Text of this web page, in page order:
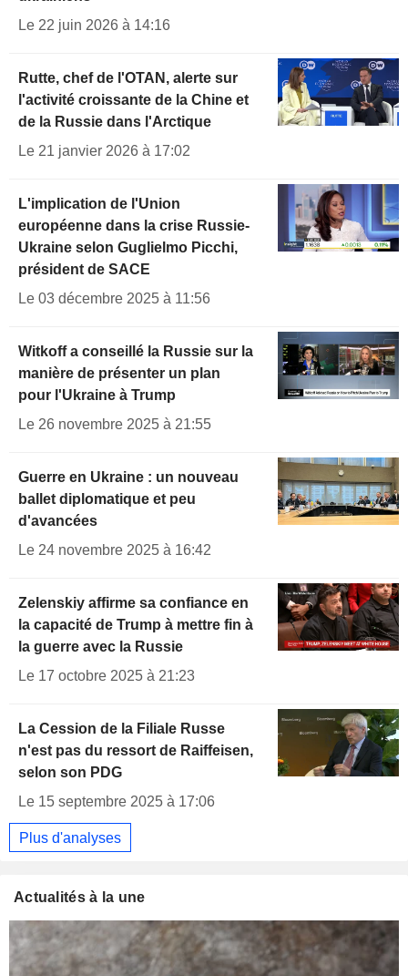
Le 22 juin 2026 à 14:16
Rutte, chef de l'OTAN, alerte sur
l'activité croissante de la Chine et
de la Russie dans l'Arctique
Le 21 janvier 2026 à 17:02
L'implication de l'Union
européenne dans la crise Russie-
Ukraine selon Guglielmo Picchi,
président de SACE
Le 03 décembre 2025 à 11:56
Witkoff a conseillé la Russie sur la
manière de présenter un plan
pour l'Ukraine à Trump
Le 26 novembre 2025 à 21:55
Guerre en Ukraine : un nouveau
ballet diplomatique et peu
d'avancées
Le 24 novembre 2025 à 16:42
Zelenskiy affirme sa confiance en
la capacité de Trump à mettre fin à
la guerre avec la Russie
Le 17 octobre 2025 à 21:23
La Cession de la Filiale Russe
n'est pas du ressort de Raiffeisen,
selon son PDG
Le 15 septembre 2025 à 17:06
Plus d'analyses
Actualités à la une